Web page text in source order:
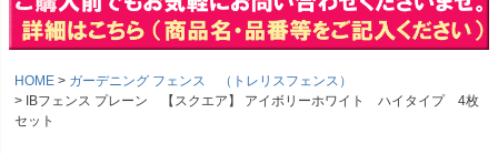
HOME
ガーデニング フェンス （トレリスフェンス）
IBフェンス プレーン 【スクエア】 アイボリーホワイト ハイタイプ 4枚
セット